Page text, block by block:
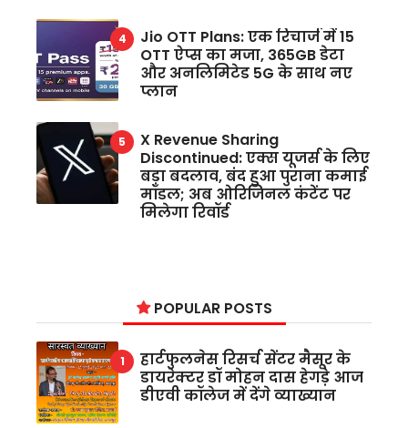
Jio OTT Plans: एक रिचार्ज में 15
OTT ऐप्स का मजा, 365GB डेटा
और अनलिमिटेड 5G के साथ नए
प्लान
X Revenue Sharing
Discontinued: एक्स यूजर्स के लिए
बड़ा बदलाव, बंद हुआ पुराना कमाई
मॉडल; अब ओरिजिनल कंटेंट पर
मिलेगा रिवॉर्ड
POPULAR POSTS
हार्टफुलनेस रिसर्च सेंटर मैसूर के
डायरेक्टर डॉ मोहन दास हेगड़े आज
डीएवी कॉलेज में देंगे व्याख्यान